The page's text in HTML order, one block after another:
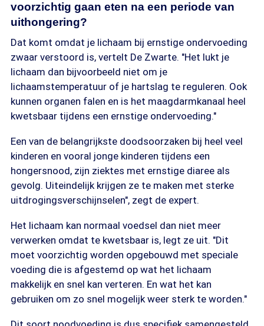
voorzichtig gaan eten na een periode van
uithongering?
Dat komt omdat je lichaam bij ernstige ondervoeding
zwaar verstoord is, vertelt De Zwarte. "Het lukt je
lichaam dan bijvoorbeeld niet om je
lichaamstemperatuur of je hartslag te reguleren. Ook
kunnen organen falen en is het maagdarmkanaal heel
kwetsbaar tijdens een ernstige ondervoeding."
Een van de belangrijkste doodsoorzaken bij heel veel
kinderen en vooral jonge kinderen tijdens een
hongersnood, zijn ziektes met ernstige diaree als
gevolg. Uiteindelijk krijgen ze te maken met sterke
uitdrogingsverschijnselen", zegt de expert.
Het lichaam kan normaal voedsel dan niet meer
verwerken omdat te kwetsbaar is, legt ze uit. "Dit
moet voorzichtig worden opgebouwd met speciale
voeding die is afgestemd op wat het lichaam
makkelijk en snel kan verteren. En wat het kan
gebruiken om zo snel mogelijk weer sterk te worden."